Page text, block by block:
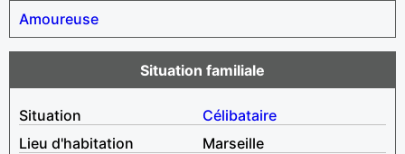
Amoureuse
Situation familiale
Situation
Célibataire
Lieu d'habitation
Marseille